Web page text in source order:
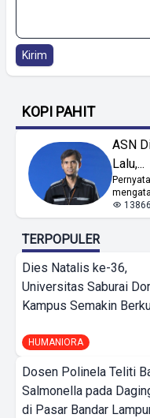
Kirim
KOPI PAHIT
ASN
Lalu,...
13866
TERPOPULER
Dies Natalis ke-36,
Universitas Saburai
Kampus Semakin
HUMANIORA
Dosen Polinela Teliti
Salmonella pada
di Pasar Bandar